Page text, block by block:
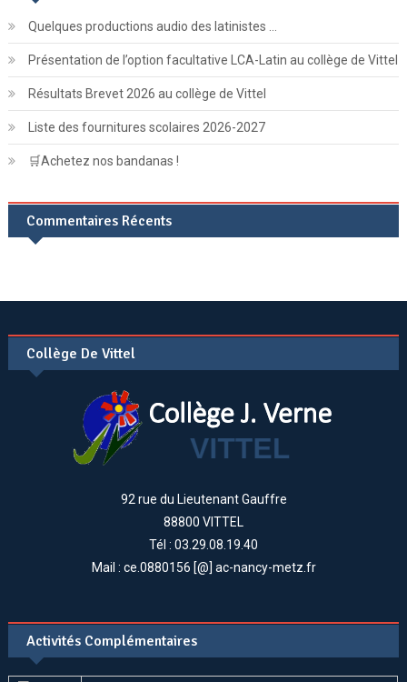
Quelques productions audio des latinistes …
Présentation de l’option facultative LCA-Latin au collège de Vittel
Résultats Brevet 2026 au collège de Vittel
Liste des fournitures scolaires 2026-2027
🛒Achetez nos bandanas !
Commentaires Récents
Collège De Vittel
92 rue du Lieutenant Gauffre
88800 VITTEL
Tél : 03.29.08.19.40
Mail : ce.0880156 [@] ac-nancy-metz.fr
Activités Complémentaires